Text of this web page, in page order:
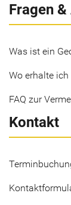
Fragen
Was ist ein
Wo erhalte
FAQ zur
Kontakt